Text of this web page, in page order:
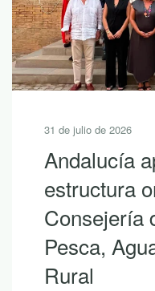
31 de julio de 2026
Andalucía
estructura
Consejería
Pesca,
Rural